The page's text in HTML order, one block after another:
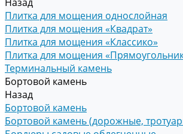
Плитка для мощения однослойная
Плитка для мощения «Квадрат»
Плитка для мощения «Классико»
Плитка для мощения
Терминальный камень
Бортовой камень
Назад
Бортовой камень
Бортовой камень (дорожные,